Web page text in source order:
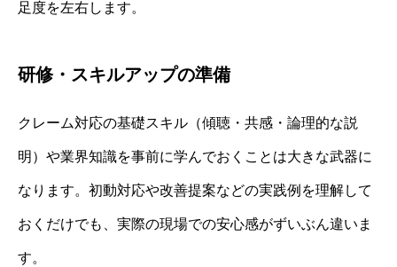
足度を左右します。
研修・スキルアップの準備
クレーム対応の基礎スキル（傾聴・共感・論理的な説
明）や業界知識を事前に学んでおくことは大きな武器に
なります。初動対応や改善提案などの実践例を理解して
おくだけでも、実際の現場での安心感がずいぶん違いま
す。